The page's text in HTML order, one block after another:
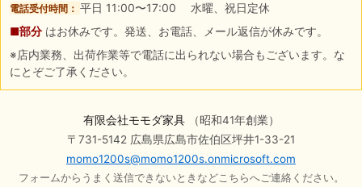
電話受付時間： 平日 11:00〜17:00 水曜、祝日定休
■部分 はお休みです。発送、お電話、メール返信が休みです。
※店内業務、出荷作業等で電話に出られない場合もございます。な
にとぞご了承ください。
有限会社モモダ家具（昭和41年創業）
〒731-5142 広島県広島市佐伯区坪井1-33-21
momo1200s@momo1200s.onmicrosoft.com
フォームからうまく送信できないときなどこちらへご連絡ください。